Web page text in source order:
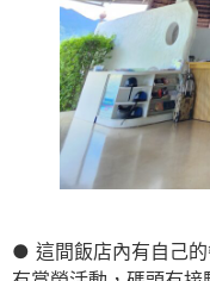
● 這間飯店內有自己的